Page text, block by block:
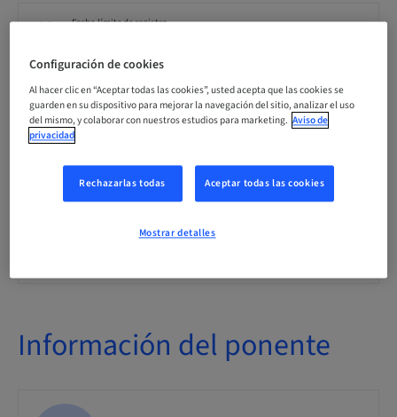
Fecha límite de registro
Idioma
Inglés
Puntos
0.00 Puntos
Información del ponente
Configuración de cookies
Al hacer clic en “Aceptar todas las cookies”, usted acepta que las cookies se
guarden en su dispositivo para mejorar la navegación del sitio, analizar el uso
del mismo, y colaborar con nuestros estudios para marketing. Aviso de
privacidad
Rechazarlas todas Aceptar todas las cookies
Mostrar detalles